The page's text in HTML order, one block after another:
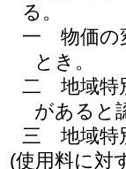
る。
一
物価の
とき。
二
地域特
があると
三
地域特
(使用料に対